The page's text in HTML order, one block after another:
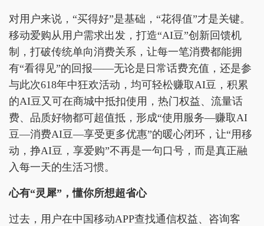
对用户来说，“买得好”是基础，“花得值”才是关键。
移动爱购从用户需求出发，打造“AI豆”创新回馈机
制，打破传统单向消费关系，让每一笔消费都能拥
有“看得见”的回报——无论是日常话费充值，还是参
与此次618年中狂欢活动，均可轻松赚取AI豆，积累
的AI豆又可在商城中抵扣使用，热门权益、流量话
费、品质好物都可超值抵，形成“使用服务—赚取AI
豆—消费AI豆—享受更多优惠”的暖心闭环，让“用移
动，挣AI豆，享爱购”不再是一句口号，而是真正融
入每一天的生活习惯。
心有“灵犀”，懂你所想超省心
过去，用户在中国移动APP查找通信权益、咨询客